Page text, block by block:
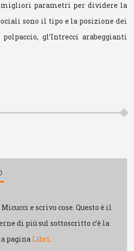
parametri per dividere la
sono il tipo e la posizione dei
gl’Intrecci arabeggianti
e scrivo cose. Questo è il
di più sul sottoscritto c’è la
pagina Libri.